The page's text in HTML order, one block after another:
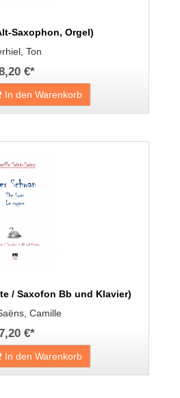
Saxophon, Orgel)
Ton
€*
In den Warenkorb
/ Saxofon Bb und Klavier)
Camille
€*
In den Warenkorb